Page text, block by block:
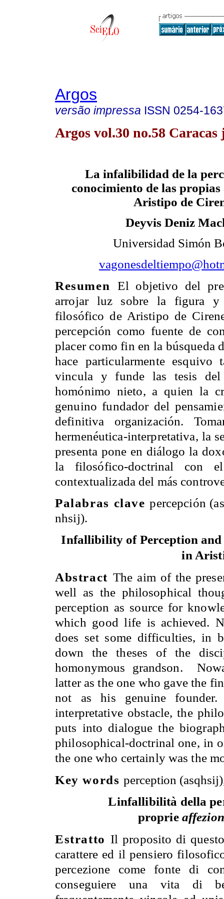
Argos
versão impressa ISSN 0254-
Argos vol.30 no.58 Caracas
La infalibilidad de la
conocimiento de las propias
Aristipo de
Deyvis Deniz
Universidad Simón
ResumenEl objetivo del
arrojar luz sobre la figura y
filosófico de Aristipo de
percepción como fuente de
placer como fin en la búsqueda
hace particularmente esquivo
vincula y funde las tesis
homónimo nieto, a quien la
genuino fundador del
definitiva organización.
hermenéutica-interpretativa, la
presenta pone en diálogo la
la filosófico-doctrinal con
contextualizada del más
Palabras clavepercepción
nhsij).
Infallibility of Perception and
in
AbstractThe aim of the
well as the philosophical
perception as source for
which good life is achieved.
does set some difficulties, in
down the theses of the
homonymous grandson.
latter as the one who gave the
not as his genuine
interpretative obstacle, the
puts into dialogue the
philosophical-doctrinal one, in
the one who certainly was the
Key words perception
Linfallibilità della
proprie
Estratto Il proposito di
carattere ed il pensiero
percezione come fonte di
conseguiere una vita di